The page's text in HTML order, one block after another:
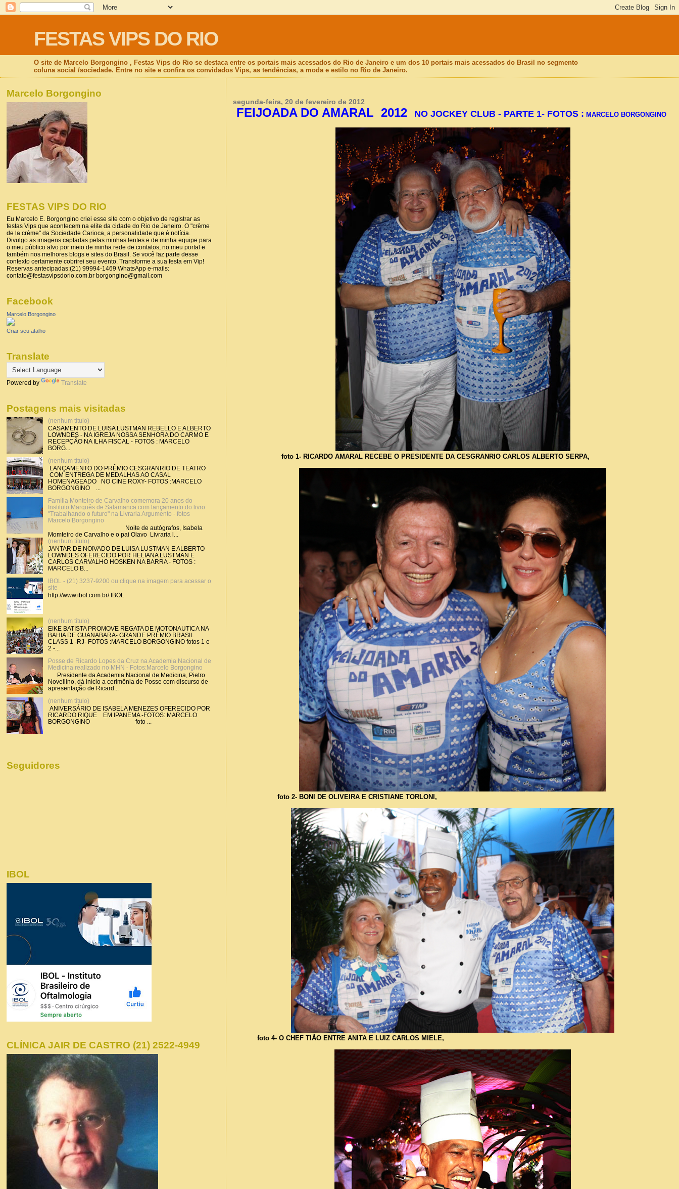
FESTAS VIPS DO RIO
O site de Marcelo Borgongino , Festas Vips do Rio se destaca entre os portais mais acessados do Rio de Janeiro e um dos 10 portais mais acessados do Brasil no segmento
coluna social /sociedade. Entre no site e confira os convidados Vips, as tendências, a moda e estilo no Rio de Janeiro.
segunda-feira, 20 de fevereiro de 2012
FEIJOADA DO AMARAL 2012 NO JOCKEY CLUB - PARTE 1- FOTOS : MARCELO BORGONGINO
foto 1- RICARDO AMARAL RECEBE O PRESIDENTE DA CESGRANRIO CARLOS ALBERTO SERPA,
foto 2- BONI DE OLIVEIRA E CRISTIANE TORLONI,
foto 4- O CHEF TIÃO ENTRE ANITA E LUIZ CARLOS MIELE,
Marcelo Borgongino
FESTAS VIPS DO RIO
Eu Marcelo E. Borgongino criei esse site com o objetivo de registrar as
festas Vips que acontecem na elite da cidade do Rio de Janeiro. O "crème
de la crème" da Sociedade Carioca, a personalidade que é notícia.
Divulgo as imagens captadas pelas minhas lentes e de minha equipe para
o meu público alvo por meio de minha rede de contatos, no meu portal e
também nos melhores blogs e sites do Brasil. Se você faz parte desse
contexto certamente cobrirei seu evento. Transforme a sua festa em Vip!
Reservas antecipadas:(21) 99994-1469 WhatsApp e-mails:
contato@festasvipsdorio.com.br borgongino@gmail.com
Facebook
Marcelo Borgongino
Criar seu atalho
Translate
Powered by Translate
Postagens mais visitadas
(nenhum título)
CASAMENTO DE LUISA LUSTMAN REBELLO E ALBERTO
LOWNDES - NA IGREJA NOSSA SENHORA DO CARMO E
RECEPÇÃO NA ILHA FISCAL - FOTOS : MARCELO
BORG...
(nenhum título)
LANÇAMENTO DO PRÊMIO CESGRANRIO DE TEATRO
COM ENTREGA DE MEDALHAS AO CASAL
HOMENAGEADO NO CINE ROXY- FOTOS :MARCELO
BORGONGINO ...
Família Monteiro de Carvalho comemora 20 anos do
Instituto Marquês de Salamanca com lançamento do livro
"Trabalhando o futuro" na Livraria Argumento - fotos
Marcelo Borgongino
Noite de autógrafos, Isabela
Momteiro de Carvalho e o pai Olavo Livraria l...
(nenhum título)
JANTAR DE NOIVADO DE LUISA LUSTMAN E ALBERTO
LOWNDES OFERECIDO POR HELIANA LUSTMAN E
CARLOS CARVALHO HOSKEN NA BARRA - FOTOS :
MARCELO B...
IBOL - (21) 3237-9200 ou clique na imagem para acessar o
site
http://www.ibol.com.br/ IBOL
(nenhum título)
EIKE BATISTA PROMOVE REGATA DE MOTONAUTICA NA
BAHIA DE GUANABARA- GRANDE PRÊMIO BRASIL
CLASS 1 -RJ- FOTOS :MARCELO BORGONGINO fotos 1 e
2 -...
Posse de Ricardo Lopes da Cruz na Academia Nacional de
Medicina realizado no MHN - Fotos:Marcelo Borgongino
Presidente da Academia Nacional de Medicina, Pietro
Novellino, dá início a cerimônia de Posse com discurso de
apresentação de Ricard...
(nenhum título)
ANIVERSÁRIO DE ISABELA MENEZES OFERECIDO POR
RICARDO RIQUE EM IPANEMA -FOTOS: MARCELO
BORGONGINO foto ...
Seguidores
IBOL
CLÍNICA JAIR DE CASTRO (21) 2522-4949